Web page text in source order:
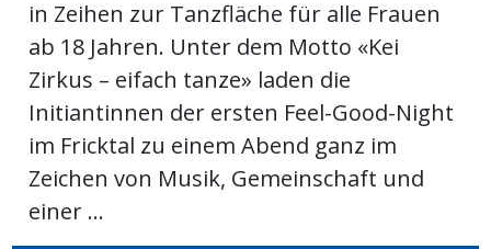
Paper
App
in Zeihen zur Tanzfläche für alle Frauen
ab 18 Jahren. Unter dem Motto «Kei
Zirkus – eifach tanze» laden die
Initiantinnen der ersten Feel-Good-Night
im Fricktal zu einem Abend ganz im
Zeichen von Musik, Gemeinschaft und
einer ...